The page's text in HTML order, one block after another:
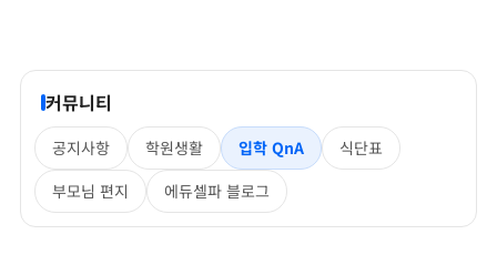
커뮤니티
공지사항 학원생활 입학 QnA
식단표
부모님 편지
에듀셀파 블로그